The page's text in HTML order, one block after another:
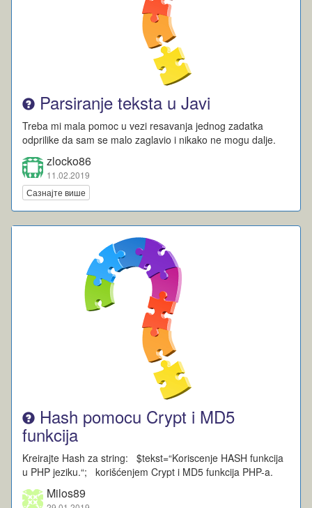
Parsiranje teksta u Javi
Treba mi mala pomoc u vezi resavanja jednog zadatka
odprilike da sam se malo zaglavio i nikako ne mogu dalje.
zlocko86
11.02.2019
Сазнајте више
Hash pomocu Crypt i MD5
funkcija
Kreirajte Hash za string: $tekst=“Koriscenje HASH funkcija
u PHP jeziku.“; korišćenjem Crypt i MD5 funkcija PHP-a.
Milos89